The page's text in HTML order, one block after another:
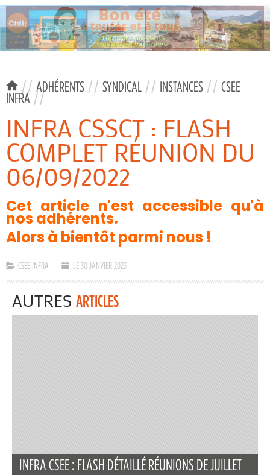
// ADHÉRENTS // SYNDICAL // INSTANCES // CSEE
INFRA //
INFRA CSSCT : FLASH
COMPLET RÉUNION DU
06/09/2022
Cet article n'est accessible qu'à
nos adhérents.
Alors à bientôt parmi nous !
CSEE INFRA LE 30 JANVIER 2023
AUTRES ARTICLES
INFRA CSEE : FLASH DÉTAILLÉ RÉUNIONS DE JUILLET